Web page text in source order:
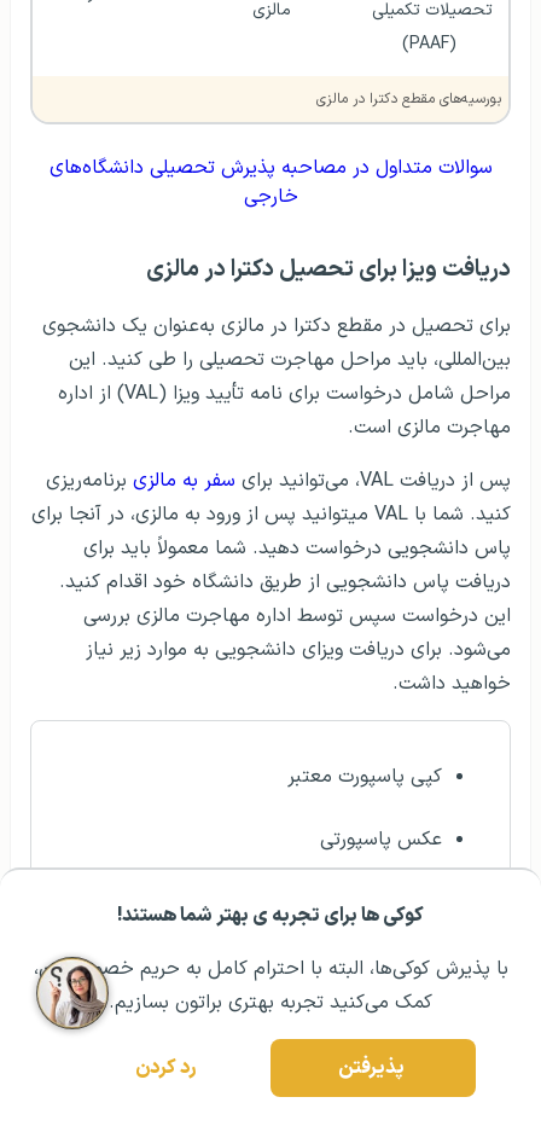
کوکی ها برای تجربه ی بهتر شما هستند!
با پذیرش کوکی‌ها، البته با احترام کامل به حریم خصوصیتون،
کمک می‌کنید تجربه بهتری براتون بسازیم.
پذیرفتن رد کردن
مشــاوره اولیه رایگان: ۰۲۱ ۴۳۰۰۰ ۰۲۱ رزرو مشاوره تخصصی
(PAAF)
مالزی
بورسیه‌های مقطع دکترا در مالزی
سوالات متداول در مصاحبه پذیرش تحصیلی دانشگاه‌های
خارجی
دریافت ویزا برای تحصیل دکترا در مالزی
برای تحصیل در مقطع دکترا در مالزی به‌عنوان یک دانشجوی
بین‌­المللی، باید مراحل مهاجرت تحصیلی را طی کنید. این
مراحل شامل درخواست برای نامه تأیید ویزا (VAL) از اداره
مهاجرت مالزی است.
پس از دریافت VAL، می‌توانید برای
سفر به مالزی برنامه‌ریزی
کنید. شما با VAL می­توانید پس از ورود به مالزی، در آنجا برای
پاس دانشجویی درخواست دهید. شما معمولاً باید برای
دریافت پاس دانشجویی از طریق دانشگاه خود اقدام کنید.
این درخواست سپس توسط اداره مهاجرت مالزی بررسی
می‌شود. برای دریافت ویزای دانشجویی به موارد زیر نیاز
خواهید داشت.
کپی پاسپورت معتبر
عکس پاسپورتی
نامه پذیرش از دانشگاه
گواهی سلامت
اثبات مهارت زبان انگلیسی